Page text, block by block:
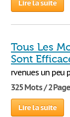
Lire la suite
Tous Les
Sont
rvenues un peu
325 Mots / 2
Lire la suite